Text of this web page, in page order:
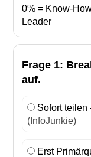
0% = Know-
Leader
Frage 1:
auf.
Sofort teilen
(InfoJunkie)
Erst